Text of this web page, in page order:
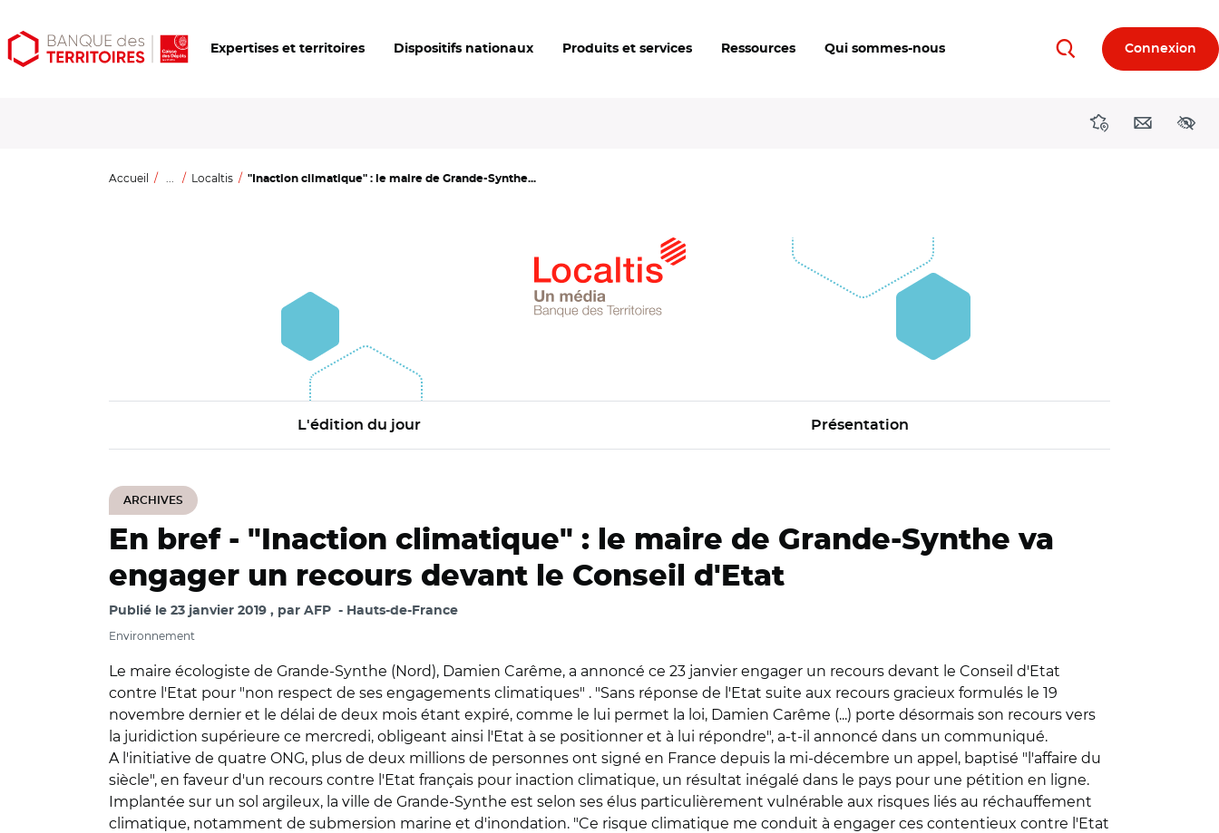
Aller
au
Aller
au
Ouvrir
les
Expertises et territoires Dispositifs nationaux Produits et services Ressources Qui sommes-nous RechercherConnexion
DirectionsContact
Accueil ... Localtis "Inaction climatique" : le maire de Grande-Synthe...
L'édition du jour Présentation
ARCHIVES
En bref - "Inaction climatique" : le maire de Grande-Synthe va
engager un recours devant le Conseil d'Etat
Publié le 23 janvier 2019 par AFP Hauts-de-France
Environnement
Le maire écologiste de Grande-Synthe (Nord), Damien Carême, a annoncé ce 23 janvier engager un recours devant le Conseil d'Etat
contre l'Etat pour "non respect de ses engagements climatiques" . "Sans réponse de l'Etat suite aux recours gracieux formulés le 19
novembre dernier et le délai de deux mois étant expiré, comme le lui permet la loi, Damien Carême (...) porte désormais son recours vers
la juridiction supérieure ce mercredi, obligeant ainsi l'Etat à se positionner et à lui répondre", a-t-il annoncé dans un communiqué.
A l'initiative de quatre ONG, plus de deux millions de personnes ont signé en France depuis la mi-décembre un appel, baptisé "l'affaire du
siècle", en faveur d'un recours contre l'Etat français pour inaction climatique, un résultat inégalé dans le pays pour une pétition en ligne.
Implantée sur un sol argileux, la ville de Grande-Synthe est selon ses élus particulièrement vulnérable aux risques liés au réchauffement
climatique, notamment de submersion marine et d'inondation. "Ce risque climatique me conduit à engager ces contentieux contre l'Etat